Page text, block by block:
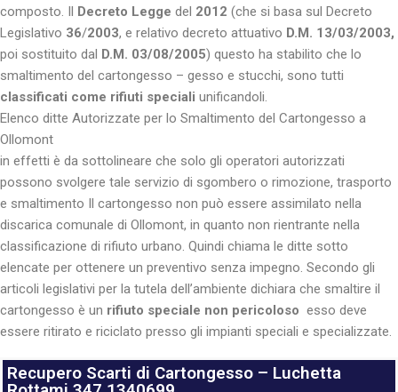
composto. Il Decreto Legge del 2012 (che si basa sul Decreto
Legislativo 36/2003, e relativo decreto attuativo D.M. 13/03/2003,
poi sostituito dal D.M. 03/08/2005) questo ha stabilito che lo
smaltimento del cartongesso – gesso e stucchi, sono tutti
classificati come rifiuti speciali unificandoli.
Elenco ditte Autorizzate per lo Smaltimento del Cartongesso a
Ollomont
in effetti è da sottolineare che solo gli operatori autorizzati
possono svolgere tale servizio di sgombero o rimozione, trasporto
e smaltimento Il cartongesso non può essere assimilato nella
discarica comunale di Ollomont, in quanto non rientrante nella
classificazione di rifiuto urbano. Quindi chiama le ditte sotto
elencate per ottenere un preventivo senza impegno. Secondo gli
articoli legislativi per la tutela dell’ambiente dichiara che smaltire il
cartongesso è un rifiuto speciale non pericoloso esso deve
essere ritirato e riciclato presso gli impianti speciali e specializzate.
Recupero Scarti di Cartongesso – Luchetta